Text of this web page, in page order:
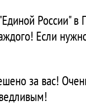
России" в
Если
за вас!